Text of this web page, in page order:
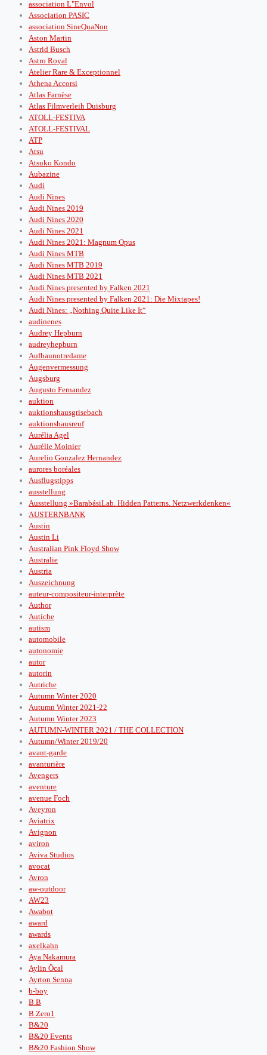
association L"Envol
Association PASIC
association SineQuaNon
Aston Martin
Astrid Busch
Astro Royal
Atelier Rare & Exceptionnel
Athena Accorsi
Atlas Farnèse
Atlas Filmverleih Duisburg
ATOLL-FESTIVA
ATOLL-FESTIVAL
ATP
Atsu
Atsuko Kondo
Aubazine
Audi
Audi Nines
Audi Nines 2019
Audi Nines 2020
Audi Nines 2021
Audi Nines 2021: Magnum Opus
Audi Nines MTB
Audi Nines MTB 2019
Audi Nines MTB 2021
Audi Nines presented by Falken 2021
Audi Nines presented by Falken 2021: Die Mixtapes!
Audi Nines: „Nothing Quite Like It“
audinenes
Audrey Hepburn
audreyhepburn
Aufbaunotredame
Augenvermessung
Augsburg
Augusto Fernandez
auktion
auktionshausgrisebach
auktionshausreuf
Aurélia Agel
Aurélie Moinier
Aurelio Gonzalez Hernandez
aurores boréales
Ausflugstipps
ausstellung
Ausstellung »BarabásiLab. Hidden Patterns. Netzwerkdenken«
AUSTERNBANK
Austin
Austin Li
Australian Pink Floyd Show
Australie
Austria
Auszeichnung
auteur-compositeur-interprète
Author
Autiche
autism
automobile
autonomie
autor
autorin
Autriche
Autumn Winter 2020
Autumn Winter 2021-22
Autumn Winter 2023
AUTUMN-WINTER 2021 / THE COLLECTION
Autumn/Winter 2019/20
avant-garde
avanturière
Avengers
aventure
avenue Foch
Aveyron
Aviatrix
Avignon
aviron
Aviva Studios
avocat
Avron
aw-outdoor
AW23
Awabot
award
awards
axelkahn
Aya Nakamura
Aylin Öcal
Ayrton Senna
b-boy
B.B
B.Zero1
B&20
B&20 Events
B&20 Fashion Show